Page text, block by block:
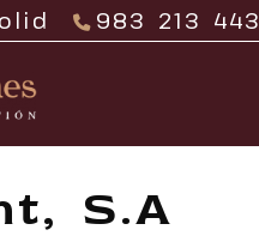
983 213 443
S.A